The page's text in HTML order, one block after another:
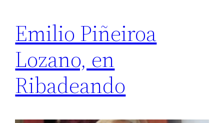
Emilio Piñeiroa
Lozano, en
Ribadeando